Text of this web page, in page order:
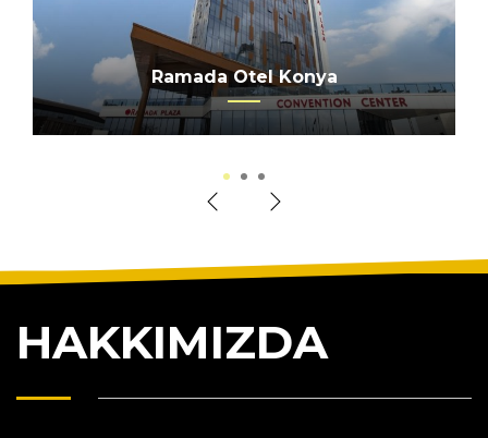
Ramada Otel Konya
Merkez Ankara
CALIMERA SERRA PALACE OTEL
1 2
HAKKIMIZDA